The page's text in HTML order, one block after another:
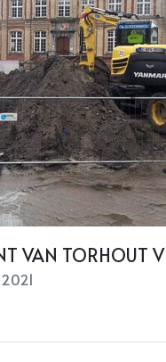
VAN TORHOUT